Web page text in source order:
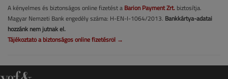
A kényelmes és biztonságos online fizetést a Barion Payment Zrt. biztosítja.
Magyar Nemzeti Bank engedély száma: H-EN-I-1064/2013. Bankkártya-adatai
hozzánk nem jutnak el.
Tájékoztató a biztonságos online fizetésről →